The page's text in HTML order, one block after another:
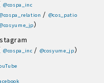
@cospa_inc
/ @cos_patio
）
@cospa_inc / @cosyume_jp）